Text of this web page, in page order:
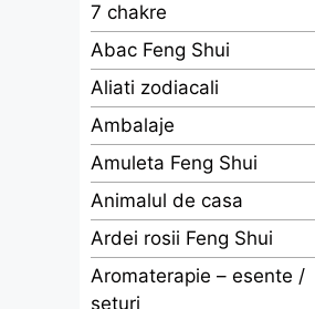
7 chakre
Abac Feng Shui
Aliati zodiacali
Ambalaje
Amuleta Feng Shui
Animalul de casa
Ardei rosii Feng Shui
Aromaterapie – esente /
seturi